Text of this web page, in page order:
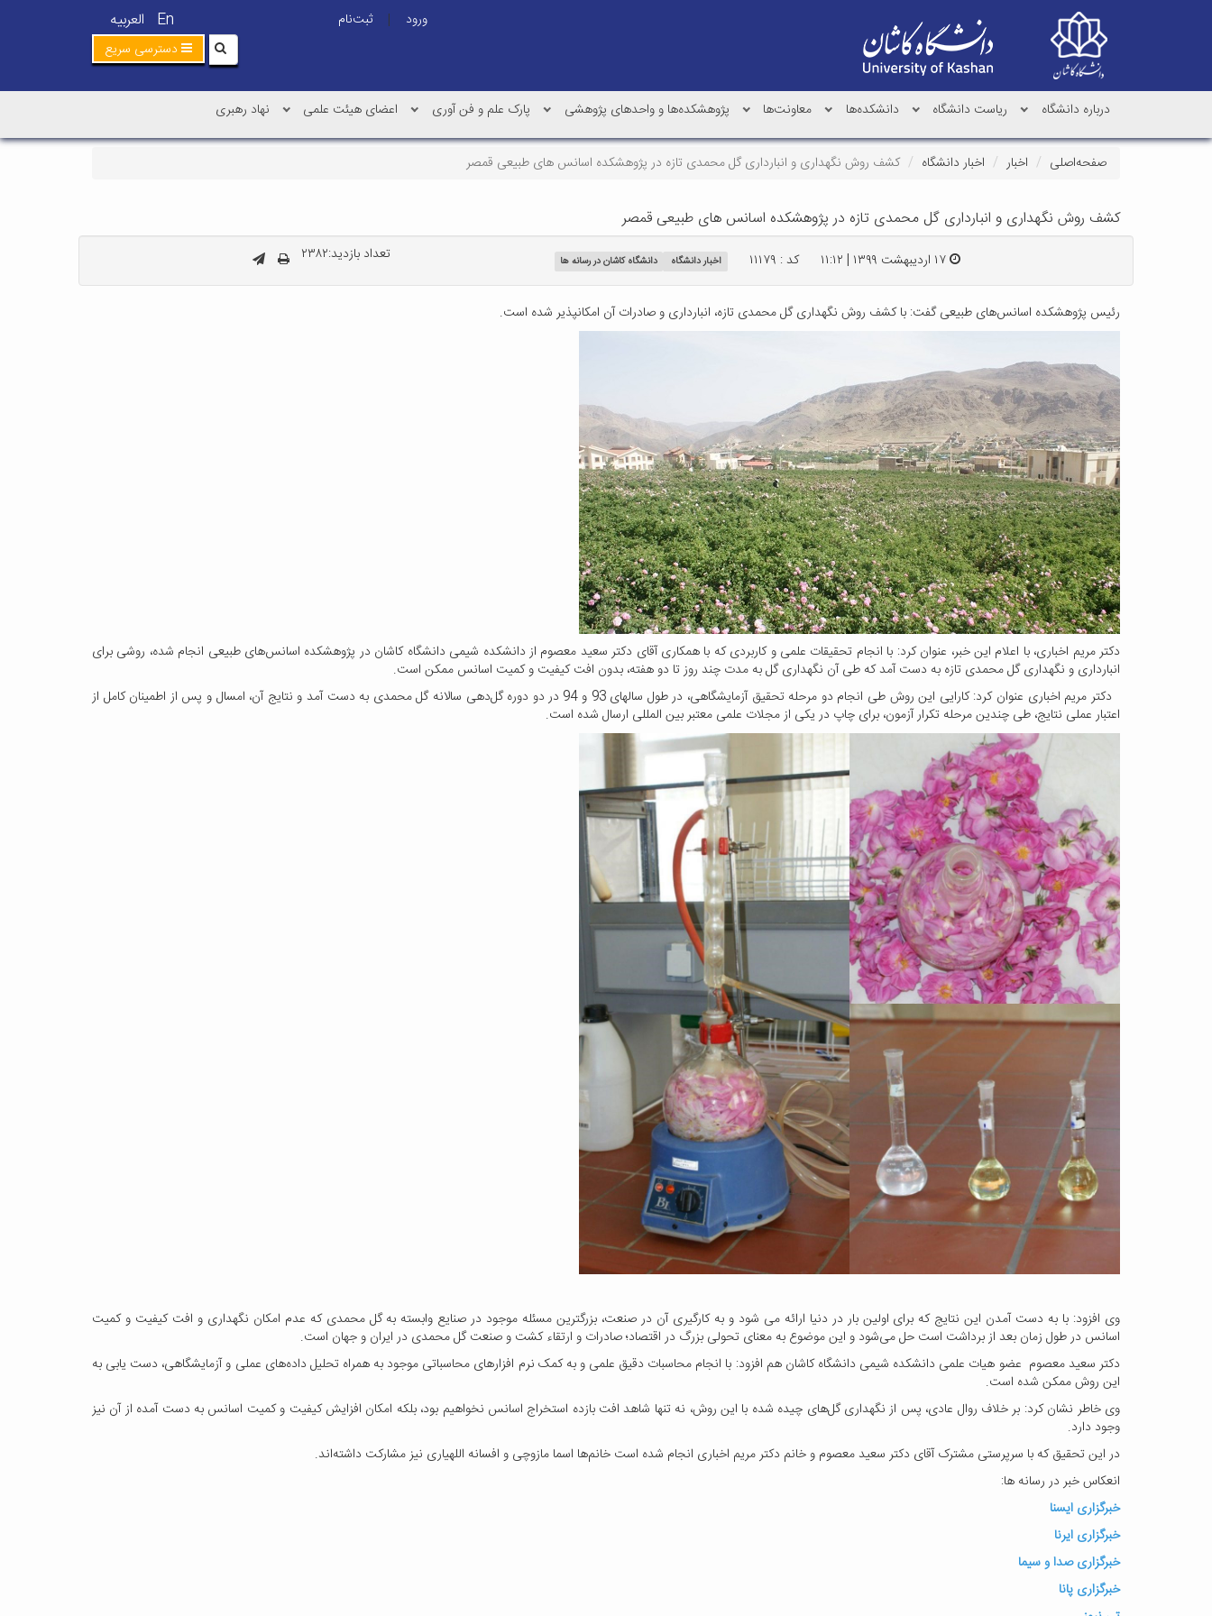
En العربیه ورود |
ثبت‌نام
دسترسی سریع
درباره دانشگاه ریاست دانشگاه دانشکده‌ها معاونت‌ها پژوهشکده‌ها و واحدهای پژوهشی پارک علم و فن آوری اعضای هیئت علمی نهاد رهبری
صفحه‌اصلی اخبار اخبار دانشگاه کشف روش نگهداری و انبارداری گل محمدی تازه در پژوهشکده اسانس های طبیعی قمصر
کشف روش نگهداری و انبارداری گل محمدی تازه در پژوهشکده اسانس های طبیعی قمصر
۱۷ اردیبهشت ۱۳۹۹ | ۱۱:۱۲ کد : ۱۱۱۷۹ اخبار دانشگاه دانشگاه کاشان در رسانه ها تعداد بازدید:۲۳۸۲
رئیس پژوهشکده اسانس‌های طبیعی گفت: با کشف روش نگهداری گل محمدی تازه، انبارداری و صادرات آن امکانپذیر شده است.
دکتر مریم اخباری، با اعلام این خبر، عنوان کرد: با انجام تحقیقات علمی و کاربردی که با همکاری آقای دکتر سعید معصوم از دانشکده شیمی دانشگاه کاشان در پژوهشکده اسانس‌های طبیعی انجام شده، روشی برای
انبارداری و نگهداری گل محمدی تازه به دست آمد که طی آن نگهداری گل به مدت چند روز تا دو هفته، بدون افت کیفیت و کمیت اسانس ممکن است.
دکتر مریم اخباری عنوان کرد: کارایی این روش طی انجام دو مرحله تحقیق آزمایشگاهی، در طول سالهای 93 و 94 در دو دوره گل‌دهی سالانه گل محمدی به دست آمد و نتایج آن، امسال و پس از اطمینان کامل از
اعتبار عملی نتایج، طی چندین مرحله تکرار آزمون، برای چاپ در یکی از مجلات علمی معتبر بین المللی ارسال شده است.
وی افزود: با به دست آمدن این نتایج که برای اولین بار در دنیا ارائه می شود و به کارگیری آن در صنعت، بزرگترین مسئله موجود در صنایع وابسته به گل محمدی که عدم امکان نگهداری و افت کیفیت و کمیت
اسانس در طول زمان بعد از برداشت است حل می‌شود و این موضوع به معنای تحولی بزرگ در اقتصاد؛ صادرات و ارتقاء کشت و صنعت گل محمدی در ایران و جهان است.
دکتر سعید معصوم عضو هیات علمی دانشکده شیمی دانشگاه کاشان هم افزود: با انجام محاسبات دقیق علمی و به کمک نرم افزارهای محاسباتی موجود به همراه تحلیل داده‌های عملی و آزمایشگاهی، دست یابی به
این روش ممکن شده است.
وی خاطر نشان کرد: بر خلاف روال عادی، پس از نگهداری گل‌های چیده شده با این روش، نه تنها شاهد افت بازده استخراج اسانس نخواهیم بود، بلکه امکان افزایش کیفیت و کمیت اسانس به دست آمده از آن نیز
وجود دارد.
در این تحقیق که با سرپرستی مشترک آقای دکتر سعید معصوم و خانم دکتر مریم اخباری انجام شده است خانم‌ها اسما مازوچی و افسانه اللهیاری نیز مشارکت داشته‌اند.
انعکاس خبر در رسانه ها:
خبرگزاری ایسنا
خبرگزاری ایرنا
خبرگزاری صدا و سیما
خبرگزاری پانا